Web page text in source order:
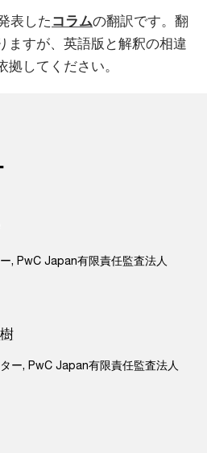
表した コラムの翻訳です。翻
ますが、英語版と解釈の相違
してください。
, PwC Japan有限責任監査法人
ー, PwC Japan有限責任監査法人